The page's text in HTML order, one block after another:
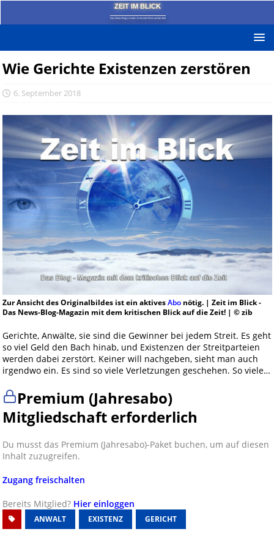
ZEIT IM BLICK
Das News-Blog mit dem kritischen Blick auf die Zeit!
Wie Gerichte Existenzen zerstören
6. September 2018
Zur Ansicht des Originalbildes ist ein aktivesAbonötig. | Zeit im Blick -
Das News-Blog-Magazin mit dem kritischen Blick auf die Zeit! | © zib
Gerichte, Anwälte, sie sind die Gewinner bei jedem Streit. Es geht
so viel Geld den Bach hinab, und Existenzen der Streitparteien
werden dabei zerstört. Keiner will nachgeben, sieht man auch
irgendwo ein. Es sind so viele Verletzungen geschehen. So viele…
Premium (Jahresabo)
Mitgliedschaft erforderlich
Du musst das Premium (Jahresabo)-Paket buchen, um auf diesen
Inhalt zuzugreifen.
Zugang freischalten
Bereits Mitglied? Hier einloggen
ANWALT EXISTENZ GERICHT